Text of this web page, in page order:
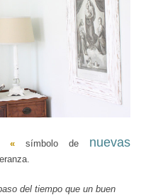
«símbolo de nuevas
del tiempo que un buen